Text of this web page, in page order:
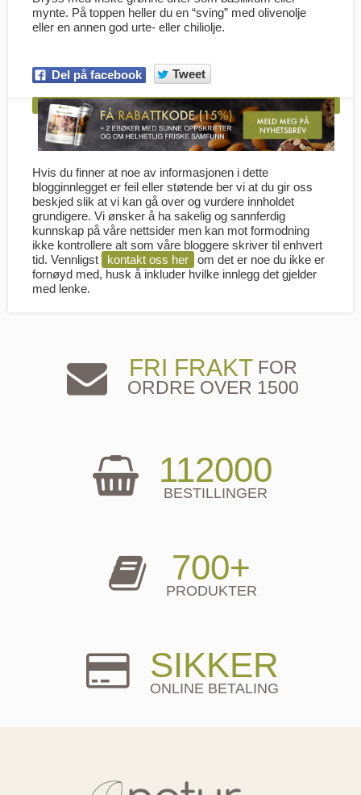
mynte. På toppen heller du en “sving” med olivenolje
eller en annen god urte- eller chiliolje.
Del på facebook Tweet
Hvis du finner at noe av informasjonen i dette
blogginnlegget er feil eller støtende ber vi at du gir oss
beskjed slik at vi kan gå over og vurdere innholdet
grundigere. Vi ønsker å ha sakelig og sannferdig
kunnskap på våre nettsider men kan mot formodning
ikke kontrollere alt som våre bloggere skriver til enhvert
tid. Vennligst
kontakt oss her
om det er noe du ikke er
fornøyd med, husk å inkluder hvilke innlegg det gjelder
med lenke.
FRI FRAKTFOR
ORDRE OVER 1500
112000
BESTILLINGER
700+
PRODUKTER
SIKKER
ONLINE BETALING